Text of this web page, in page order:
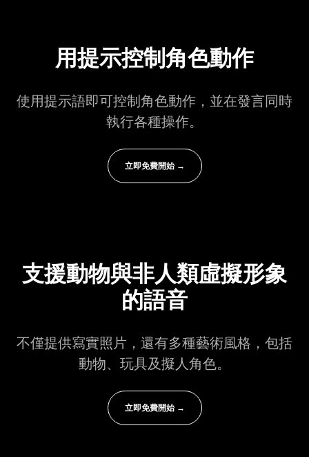
用提示控制角色動作
使用提示語即可控制角色動作，並在發言同時
執行各種操作。
立即免費開始 →
支援動物與非人類虛擬形象
的語音
不僅提供寫實照片，還有多種藝術風格，包括
動物、玩具及擬人角色。
立即免費開始 →